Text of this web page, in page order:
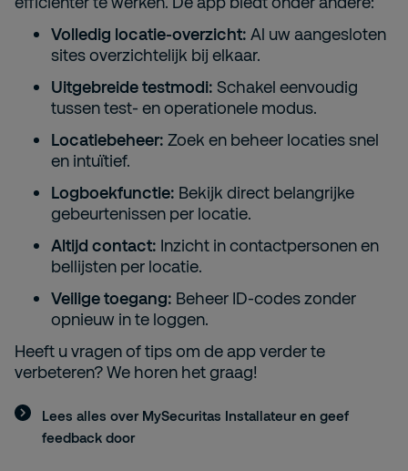
Volledig locatie-overzicht: Al uw aangesloten
sites overzichtelijk bij elkaar.
Uitgebreide testmodi: Schakel eenvoudig
tussen test- en operationele modus.
Locatiebeheer: Zoek en beheer locaties snel
en intuïtief.
Logboekfunctie: Bekijk direct belangrijke
gebeurtenissen per locatie.
Altijd contact: Inzicht in contactpersonen en
bellijsten per locatie.
Veilige toegang: Beheer ID-codes zonder
opnieuw in te loggen.
Heeft u vragen of tips om de app verder te
verbeteren? We horen het graag!
Lees alles over MySecuritas Installateur en geef
feedback door